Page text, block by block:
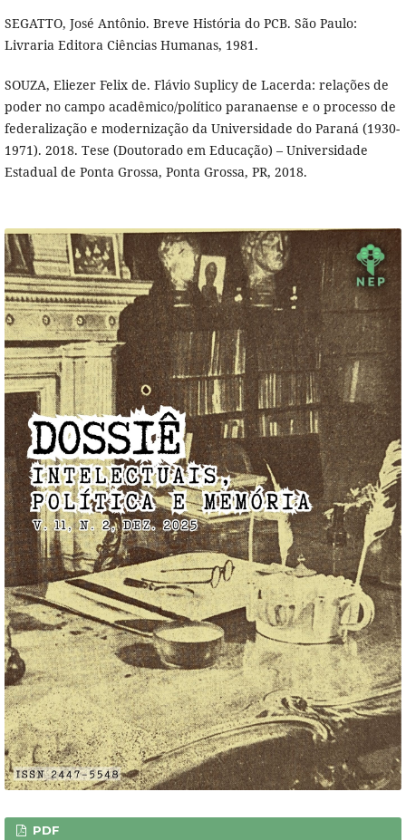
SEGATTO, José Antônio. Breve História do PCB. São Paulo:
Livraria Editora Ciências Humanas, 1981.
SOUZA, Eliezer Felix de. Flávio Suplicy de Lacerda: relações de
poder no campo acadêmico/político paranaense e o processo de
federalização e modernização da Universidade do Paraná (1930-
1971). 2018. Tese (Doutorado em Educação) – Universidade
Estadual de Ponta Grossa, Ponta Grossa, PR, 2018.
PDF